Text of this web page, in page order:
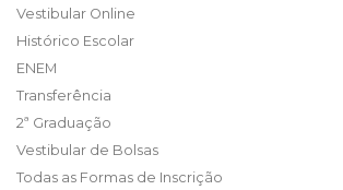
Vestibular Online
Histórico Escolar
ENEM
Transferência
2ª Graduação
Vestibular de Bolsas
Todas as Formas de Inscrição